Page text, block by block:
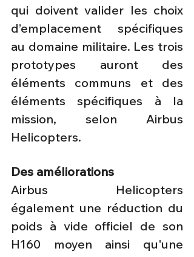
qui doivent valider les choix
d’emplacement spécifiques
au domaine militaire. Les trois
prototypes auront des
éléments communs et des
éléments spécifiques à la
mission, selon Airbus
Helicopters.
Des améliorations
Airbus Helicopters
également une réduction du
poids à vide officiel de son
H160 moyen ainsi qu'une